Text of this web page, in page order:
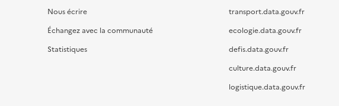
Nous écrire
Échangez avec la communauté
Statistiques
transport.data.gouv.fr
ecologie.data.gouv.fr
defis.data.gouv.fr
culture.data.gouv.fr
logistique.data.gouv.fr